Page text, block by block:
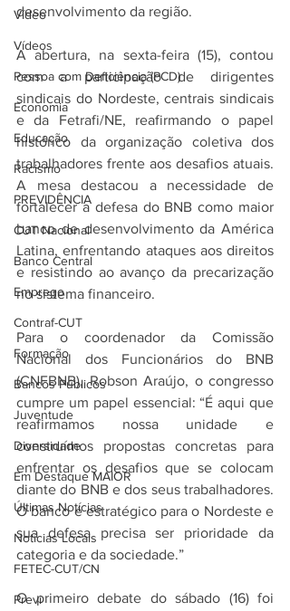
Vídeo
Vídeos
Pessoa com Deficiência (PCD)
Economia
Educação
Racismo
PREVIDÊNCIA
CUT Nacional
Banco Central
Emprego
Contraf-CUT
Formação
Bancos Públicos
Juventude
Diversidade
Em Destaque MAIOR
Últimas Notícias
Notícias Locais
FETEC-CUT/CN
Previ
desenvolvimento da região.
A abertura, na sexta-feira (15), contou
com a participação de dirigentes
sindicais do Nordeste, centrais sindicais
e da Fetrafi/NE, reafirmando o papel
histórico da organização coletiva dos
trabalhadores frente aos desafios atuais.
A mesa destacou a necessidade de
fortalecer a defesa do BNB como maior
banco de desenvolvimento da América
Latina, enfrentando ataques aos direitos
e resistindo ao avanço da precarização
no sistema financeiro.
Para o coordenador da Comissão
Nacional dos Funcionários do BNB
(CNFBNB), Robson Araújo, o congresso
cumpre um papel essencial: “É aqui que
reafirmamos nossa unidade e
construímos propostas concretas para
enfrentar os desafios que se colocam
diante do BNB e dos seus trabalhadores.
O banco é estratégico para o Nordeste e
sua defesa precisa ser prioridade da
categoria e da sociedade.”
O primeiro debate do sábado (16) foi